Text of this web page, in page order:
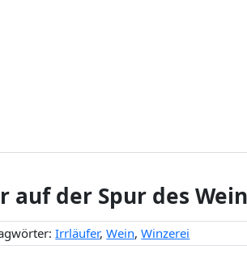
auf der Spur des
Irrläufer,Wein,Winzerei